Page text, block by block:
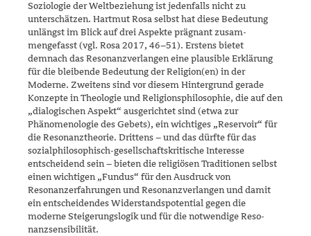
Soziologie der Weltbe­ziehung ist jedenfalls nicht zu
unterschätzen. Hartmut Rosa selbst hat diese Bedeutung
unlängst im Blick auf drei Aspekte prägnant zusam­
mengefasst (vgl. Rosa 2017, 46–51). Erstens bietet
demnach das Reso­nanzverlangen eine plausible Erklärung
für die bleibende Bedeutung der Religion(en) in der
Moderne. Zweitens sind vor diesem Hintergrund gerade
Konzepte in Theologie und Religionsphilosophie, die auf den
„dialogischen Aspekt“ ausgerichtet sind (etwa zur
Phänomenologie des Gebets), ein wichtiges „Reservoir“ für
die Resonanztheorie. Drittens – und das dürfte für das
sozialphilosophisch-gesellschaftskritische Inte­resse
entscheidend sein – bieten die religiösen Traditionen selbst
einen wichtigen „Fundus“ für den Ausdruck von
Resonanzerfahrungen und Resonanzverlangen und damit
ein entscheidendes Widerstandspoten­tial gegen die
moderne Steigerungslogik und für die notwendige Reso­
nanzsensibilität.